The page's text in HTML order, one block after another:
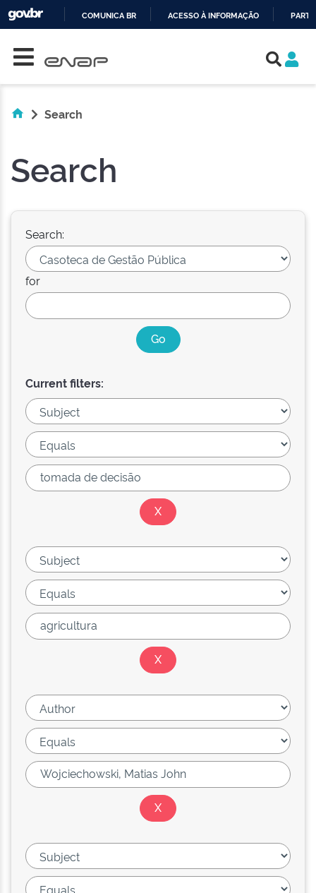
COMUNICA BR ACESSO À INFORMAÇÃO
Search
Search
Search:
for
Current filters: